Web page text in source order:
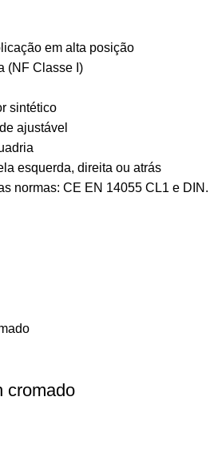
em alta posição
(NF Classe I)
sintético
ajustável
esquerda, direita ou atrás
normas: CE EN 14055 CL1 e DIN.
cromado